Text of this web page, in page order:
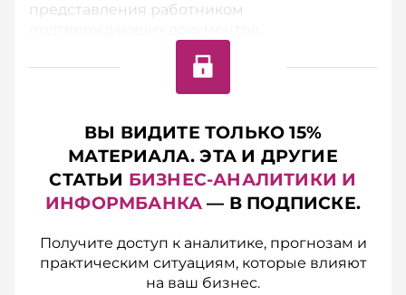
представления работником
ВЫ ВИДИТЕ ТОЛЬКО 15%
МАТЕРИАЛА. ЭТА И ДРУГИЕ
СТАТЬИ БИЗНЕС-АНАЛИТИКИ И
ИНФОРМБАНКА — В ПОДПИСКЕ.
Получите доступ к аналитике, прогнозам и
практическим ситуациям, которые влияют
на ваш бизнес.